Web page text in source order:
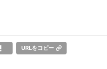
URLをコピー